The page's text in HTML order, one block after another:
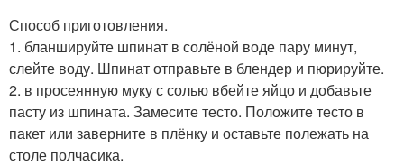
Способ приготовления.
1. бланшируйте шпинат в солёной воде пару минут,
слейте воду. Шпинат отправьте в блендер и пюрируйте.
2. в просеянную муку с солью вбейте яйцо и добавьте
пасту из шпината. Замесите тесто. Положите тесто в
пакет или заверните в плёнку и оставьте полежать на
столе полчасика.